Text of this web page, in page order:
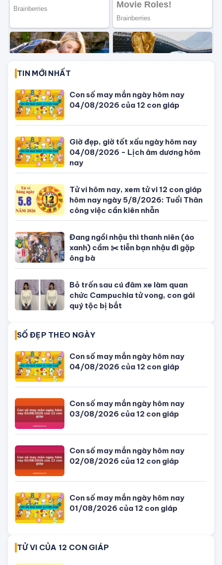
TIN MỚI NHẤT
Con số may mắn ngày hôm nay
04/08/2026 của 12 con giáp
04/08/2026 - Lịch âm dương hôm
hôm nay ngày 5/8/2026: Tuổi Thân
công việc cần kiên nhẫn
xanh) cầm ✂️ tiễn bạn nhậu đi gặp
ông bà
quý tộc bị bắt